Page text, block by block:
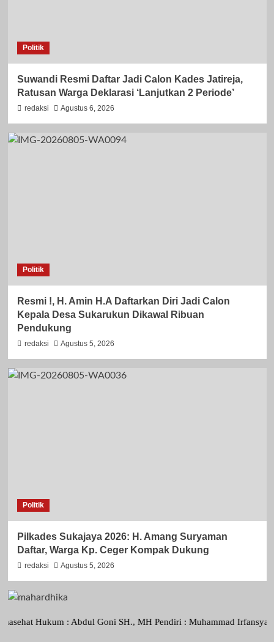
Politik
Suwandi Resmi Daftar Jadi Calon Kades Jatireja,
Ratusan Warga Deklarasi ‘Lanjutkan 2 Periode’
redaksi Agustus 6, 2026
Politik
Resmi !, H. Amin H.A Daftarkan Diri Jadi Calon
Kepala Desa Sukarukun Dikawal Ribuan
Pendukung
redaksi Agustus 5, 2026
Politik
Pilkades Sukajaya 2026: H. Amang Suryaman
Daftar, Warga Kp. Ceger Kompak Dukung
redaksi Agustus 5, 2026
Hukum : Abdul Goni SH., MH Pendiri : Muhammad Irfansyah,